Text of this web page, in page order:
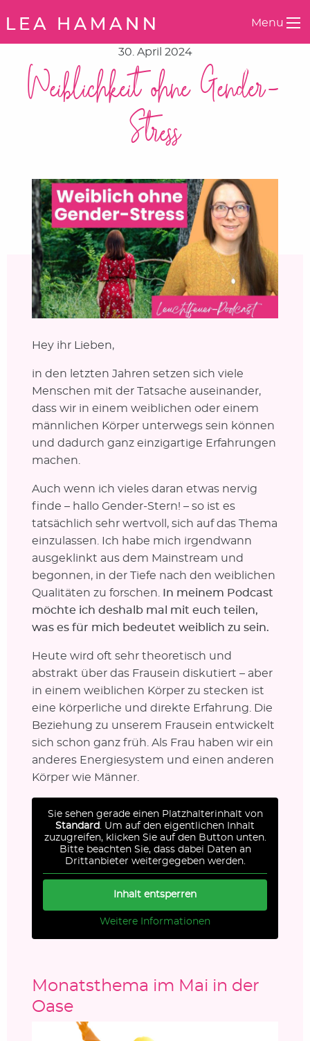
Menu
30. April 2024
Weiblichkeit ohne Gender-
Stress
Hey ihr Lieben,
in den letzten Jahren setzen sich viele
Menschen mit der Tatsache auseinander,
dass wir in einem weiblichen oder einem
männlichen Körper unterwegs sein können
und dadurch ganz einzigartige Erfahrungen
machen.
Auch wenn ich vieles daran etwas nervig
finde – hallo Gender-Stern! – so ist es
tatsächlich sehr wertvoll, sich auf das Thema
einzulassen. Ich habe mich irgendwann
ausgeklinkt aus dem Mainstream und
begonnen, in der Tiefe nach den weiblichen
Qualitäten zu forschen.
In meinem Podcast
möchte ich deshalb mal mit euch teilen,
was es für mich bedeutet weiblich zu sein.
Heute wird oft sehr theoretisch und
abstrakt über das Frausein diskutiert – aber
in einem weiblichen Körper zu stecken ist
eine körperliche und direkte Erfahrung. Die
Beziehung zu unserem Frausein entwickelt
sich schon ganz früh. Als Frau haben wir ein
anderes Energiesystem und einen anderen
Körper wie Männer.
Sie sehen gerade einen Platzhalterinhalt von
Standard. Um auf den eigentlichen Inhalt
zuzugreifen, klicken Sie auf den Button unten.
Bitte beachten Sie, dass dabei Daten an
Drittanbieter weitergegeben werden.
Inhalt entsperren
Weitere Informationen
Monatsthema im Mai in der
Oase